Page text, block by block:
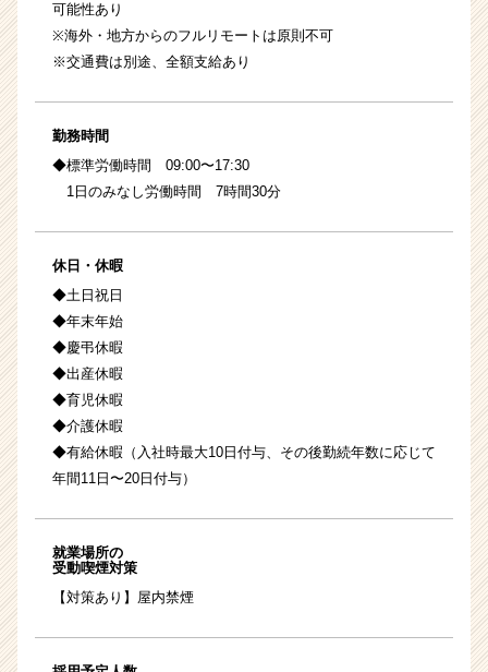
可能性あり
※海外・地方からのフルリモートは原則不可
※交通費は別途、全額支給あり
勤務時間
◆標準労働時間 09:00〜17:30
1日のみなし労働時間 7時間30分
休日・休暇
◆土日祝日
◆年末年始
◆慶弔休暇
◆出産休暇
◆育児休暇
◆介護休暇
◆有給休暇（入社時最大10日付与、その後勤続年数に応じて
年間11日〜20日付与）
就業場所の
受動喫煙対策
【対策あり】屋内禁煙